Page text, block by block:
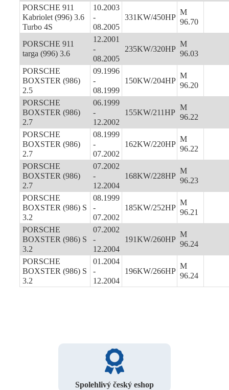
PORSCHE 911
Kabriolet (996) 3.6
Turbo 4S
10.2003
-
08.2005
331KW/450HP
M
96.70
PORSCHE 911
targa (996) 3.6
12.2001
-
08.2005
235KW/320HP
M
96.03
PORSCHE
BOXSTER (986)
2.5
09.1996
-
08.1999
150KW/204HP
M
96.20
PORSCHE
BOXSTER (986)
2.7
06.1999
-
12.2002
155KW/211HP
M
96.22
PORSCHE
BOXSTER (986)
2.7
08.1999
-
07.2002
162KW/220HP
M
96.22
PORSCHE
BOXSTER (986)
2.7
07.2002
-
12.2004
168KW/228HP
M
96.23
PORSCHE
BOXSTER (986) S
3.2
08.1999
-
07.2002
185KW/252HP
M
96.21
PORSCHE
BOXSTER (986) S
3.2
07.2002
-
12.2004
191KW/260HP
M
96.24
PORSCHE
BOXSTER (986) S
3.2
01.2004
-
12.2004
196KW/266HP
M
96.24
Spolehlivý český eshop